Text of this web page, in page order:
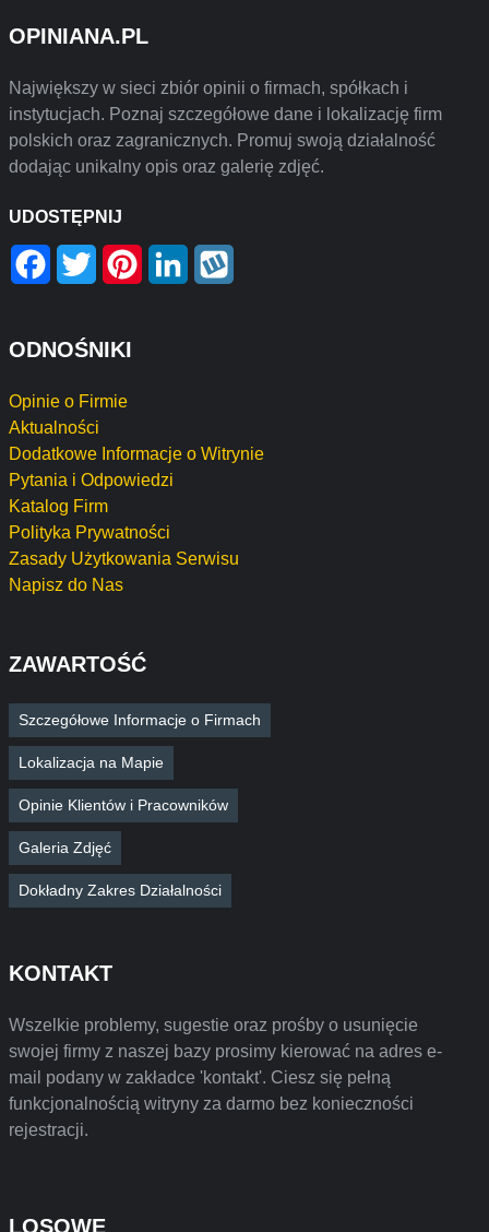
OPINIANA.PL
Największy w sieci zbiór opinii o firmach, spółkach i
instytucjach. Poznaj szczegółowe dane i lokalizację firm
polskich oraz zagranicznych. Promuj swoją działalność
dodając unikalny opis oraz galerię zdjęć.
UDOSTĘPNIJ
Facebook
Twitter PinterestLinkedIn
ODNOŚNIKI
Opinie o Firmie
Aktualności
Dodatkowe Informacje o Witrynie
Pytania i Odpowiedzi
Katalog Firm
Polityka Prywatności
Zasady Użytkowania Serwisu
Napisz do Nas
ZAWARTOŚĆ
Szczegółowe Informacje o Firmach
Lokalizacja na Mapie
Opinie Klientów i Pracowników
Galeria Zdjęć
Dokładny Zakres Działalności
KONTAKT
Wszelkie problemy, sugestie oraz prośby o usunięcie
swojej firmy z naszej bazy prosimy kierować na adres e-
mail podany w zakładce 'kontakt'. Ciesz się pełną
funkcjonalnością witryny za darmo bez konieczności
rejestracji.
LOSOWE